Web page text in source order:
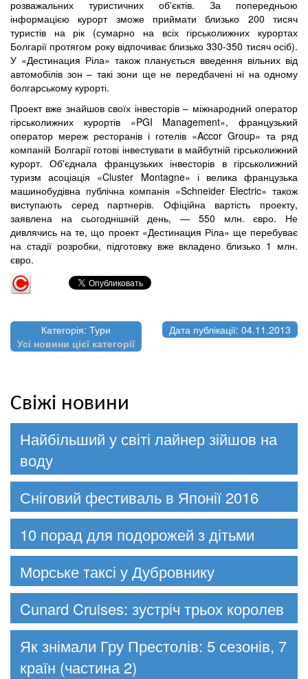
розважальних туристичних об'єктів. За попередньою
інформацією курорт зможе приймати близько 200 тисяч
туристів на рік (сумарно на всіх гірськолижних курортах
Болгарії протягом року відпочиває близько 330-350 тисяч осіб).
У «Дестинация Ріла» також планується введення вільних від
автомобілів зон – такі зони ще не передбачені ні на одному
болгарському курорті.
Проект вже знайшов своїх інвесторів – міжнародний оператор
гірськолижних курортів «PGI Management», французький
оператор мереж ресторанів і готелів «Accor Group» та ряд
компаній Болгарії готові інвестувати в майбутній гірськолижний
курорт. Об'єднала французьких інвесторів в гірськолижний
туризм асоціація «Cluster Montagne» і велика французька
машинобудівна публічна компанія «Schneider Electric» також
виступають серед партнерів. Офіційна вартість проекту,
заявлена на сьогоднішній день, — 550 млн. євро. Не
дивлячись на те, що проект «Дестинация Ріла» ще перебуває
на стадії розробки, підготовку вже вкладено близько 1 млн.
євро.
Категорія: Тури
Усі новини цієї категорії
Дата публікації: 04.11.2013
Свіжі новини
Найбільший у світі лайнер зійшов на
воду
Сніговий фестиваль в Японії 2016
10 порад для подорожей з дітьми
Морське таксі у Дубровнику
Cunard Cruises: зустріч трьох королев
Як знімали Гру Престолів: 5 сезонів, 7
країн (частина 2)